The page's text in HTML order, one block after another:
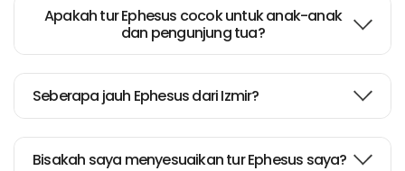
Apakah tur Ephesus cocok untuk anak-anak
dan pengunjung tua?
Seberapa jauh Ephesus dari Izmir?
Bisakah saya menyesuaikan tur Ephesus saya?